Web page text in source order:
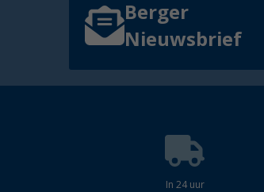
Berger
Nieuwsbrief
In 24 uur